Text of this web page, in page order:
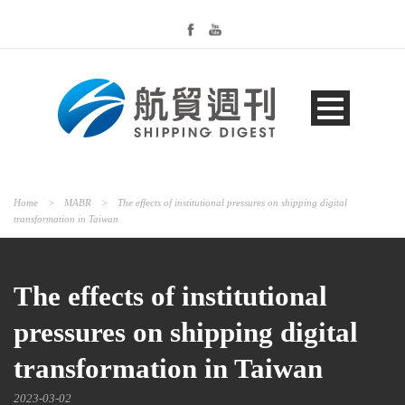
Home > MABR >
The effects of institutional pressures on shipping digital
transformation in Taiwan
The effects of institutional
pressures on shipping digital
transformation in Taiwan
2023-03-02